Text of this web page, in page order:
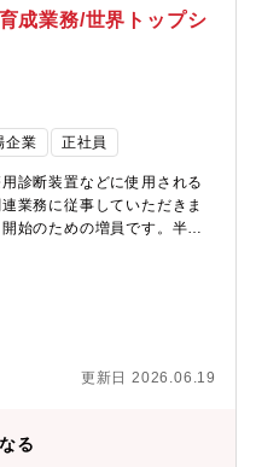
キャリアパスもあります
えるキヤノンの社員たち
semicon/50th/people/）
、入社後は20代で検証と試
試作リーダーとして自部門
で部門の技術戦略を策定す
機会を提供します。チーム
3～7名で構成されており、
て業務を進めます。やりが
の真因と対策を期間内に講
を得られることにありま
トフォンでいつでも誰でも
ラは廃れていく訳では無
ています。一方XR（VR、
部門では、EOSR向けの交
く、光学をベースとした未
います。他社にはないキヤ
成業務/世界トップシ
企業 正社員
診断装置などに使用される
業務に従事していただきま
始のための増員です。半導
用されている放射線検出用
製造している会社です。世
。＜具体的には＞下記のい
◇単結晶の育成に関わる業
など◇単結晶の検査・評価
など用いた品質評価、など◇
電気・機械設備・ユーティリ
更新日 2026.06.19
る